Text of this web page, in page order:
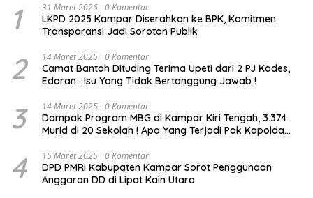
1 31 Maret 2026 0 Komentar
LKPD 2025 Kampar Diserahkan ke BPK, Komitmen
Transparansi Jadi Sorotan Publik
2 14 Maret 2025 0 Komentar
Camat Bantah Dituding Terima Upeti dari 2 PJ Kades,
Edaran : Isu Yang Tidak Bertanggung Jawab !
3 14 Maret 2025 0 Komentar
Dampak Program MBG di Kampar Kiri Tengah, 3.374
Murid di 20 Sekolah ! Apa Yang Terjadi Pak Kapolda
4 15 Maret 2025 0 Komentar
DPD PMRI Kabupaten Kampar Sorot Penggunaan
Anggaran DD di Lipat Kain Utara